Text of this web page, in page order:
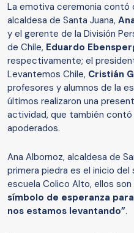
La emotiva ceremonia contó
alcaldesa de Santa Juana,
y el gerente de la División
de Chile, Eduardo
respectivamente; el
Levantemos Chile, Cristián
profesores y alumnos de la
últimos realizaron una
actividad, que también
apoderados.
Ana Albornoz, alcaldesa de
primera piedra es el inicio del
escuela Colico Alto, ellos
símbolo de esperanza
nos estamos levantando”.